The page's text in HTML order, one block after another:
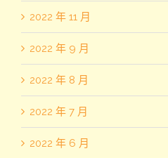
2022 年 11 月
2022 年 9 月
2022 年 8 月
2022 年 7 月
2022 年 6 月